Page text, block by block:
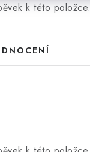
k této položce.